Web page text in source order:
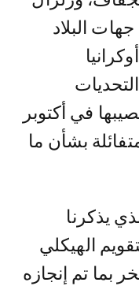
البلاد
في أكتوبر
بشأن ما
يذكرنا
الهيكلي
بما تم إنجازه